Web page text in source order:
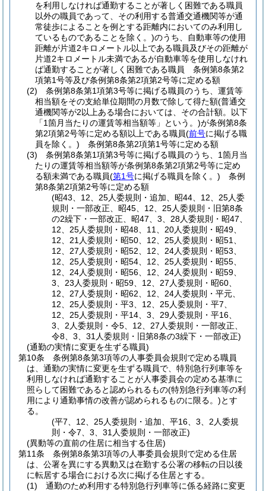
を利用しなければ通勤することが著しく困難である職員
以外の職員であって、その利用する普通交通機関等が通
常徒歩によることを例とする距離内においてのみ利用し
ているものであることを除く。)のうち、自動車等の使用
距離が片道2キロメートル以上である職員及びその距離が
片道2キロメートル未満であるが自動車等を使用しなけれ
ば通勤することが著しく困難である職員 条例第8条第2
項第1号等及び条例第8条第2項第2号等に定める額
(2)
条例第8条第1項第3号等に掲げる職員のうち、運賃等
相当額をその支給単位期間の月数で除して得た額(普通交
通機関等が2以上ある場合においては、その合計額。以下
「1箇月当たりの運賃等相当額等」という。)が条例第8条
第2項第2号等に定める額以上である職員(前号に掲げる職
員を除く。) 条例第8条第2項第1号等に定める額
(3)
条例第8条第1項第3号等に掲げる職員のうち、1箇月当
たりの運賃等相当額等が条例第8条第2項第2号等に定め
る額未満である職員(第1号に掲げる職員を除く。) 条例
第8条第2項第2号等に定める額
(昭43、12、25人委規則・追加、昭44、12、25人委
規則・一部改正、昭45、12、25人委規則・旧第8条
の2繰下・一部改正、昭47、3、28人委規則・昭47、
12、25人委規則・昭48、11、20人委規則・昭49、
12、21人委規則・昭50、12、25人委規則・昭51、
12、27人委規則・昭52、12、24人委規則・昭53、
12、25人委規則・昭54、12、25人委規則・昭55、
12、24人委規則・昭56、12、24人委規則・昭59、
3、23人委規則・昭59、12、27人委規則・昭60、
12、27人委規則・昭62、12、24人委規則・平元、
12、25人委規則・平3、12、25人委規則・平7、
12、25人委規則・平14、3、29人委規則・平16、
3、2人委規則・令5、12、27人委規則・一部改正、
令8、3、31人委規則・旧第8条の3繰下・一部改正)
(通勤の実情に変更を生ずる職員)
第10条
条例第8条第3項等の人事委員会規則で定める職員
は、通勤の実情に変更を生ずる職員で、特別急行列車等を
利用しなければ通勤することが人事委員会の定める基準に
照らして困難であると認められるもの(特別急行列車等の利
用により通勤事情の改善が認められるものに限る。)とす
る。
(平7、12、25人委規則・追加、平16、3、2人委規
則・令7、3、31人委規則・一部改正)
(異動等の直前の住居に相当する住居)
第11条
条例第8条第3項等の人事委員会規則で定める住居
は、公署を異にする異動又は在勤する公署の移転の日以後
に転居する場合における次に掲げる住居とする。
(1)
通勤のため利用する特別急行列車等に係る経路に変更